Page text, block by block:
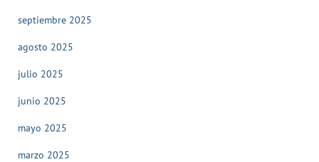
septiembre 2025
agosto 2025
julio 2025
junio 2025
mayo 2025
marzo 2025